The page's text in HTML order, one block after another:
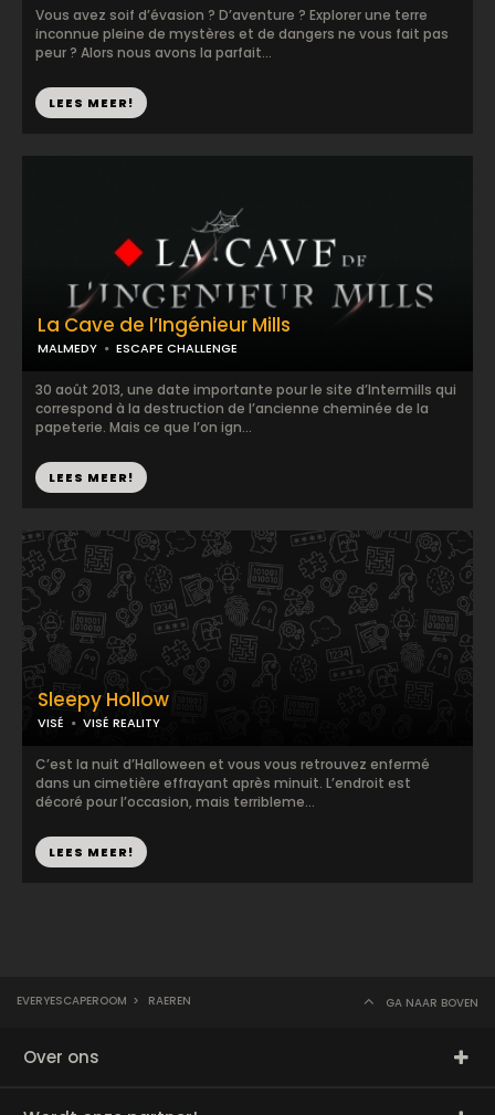
Vous avez soif d’évasion ? D’aventure ? Explorer une terre
inconnue pleine de mystères et de dangers ne vous fait pas
peur ? Alors nous avons la parfait...
LEES MEER!
La Cave de l’Ingénieur Mills
MALMEDY ESCAPE CHALLENGE
30 août 2013, une date importante pour le site d’Intermills qui
correspond à la destruction de l’ancienne cheminée de la
papeterie. Mais ce que l’on ign...
LEES MEER!
Sleepy Hollow
VISÉ VISÉ REALITY
C’est la nuit d’Halloween et vous vous retrouvez enfermé
dans un cimetière effrayant après minuit. L’endroit est
décoré pour l’occasion, mais terribleme...
LEES MEER!
EVERYESCAPEROOM > RAEREN GA NAAR BOVEN
Over ons